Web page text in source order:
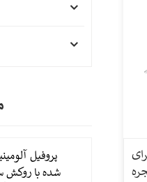
پروفیل
شده با روکش